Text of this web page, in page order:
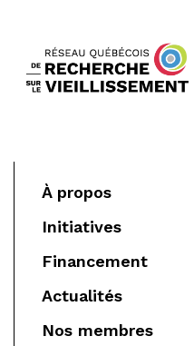
À propos
Initiatives
Financement
Actualités
Nos membres